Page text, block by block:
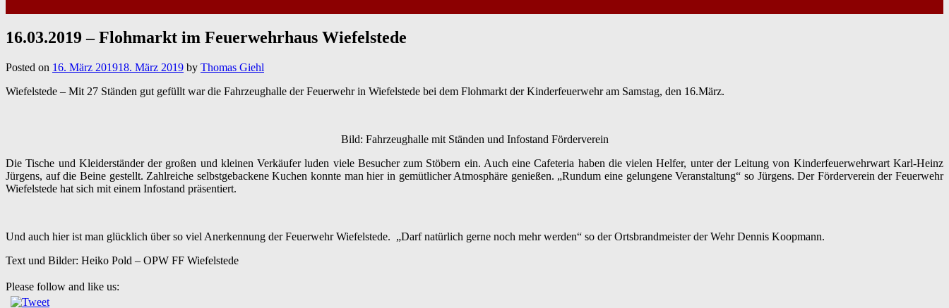
16.03.2019 – Flohmarkt im Feuerwehrhaus Wiefelstede
Posted on 16. März 201918. März 2019 by Thomas Giehl
Wiefelstede – Mit 27 Ständen gut gefüllt war die Fahrzeughalle der Feuerwehr in Wiefelstede bei dem Flohmarkt der Kinderfeuerwehr am Samstag, den 16.März.
Bild: Fahrzeughalle mit Ständen und Infostand Förderverein
Die Tische und Kleiderständer der großen und kleinen Verkäufer luden viele Besucher zum Stöbern ein. Auch eine Cafeteria haben die vielen Helfer, unter der Leitung von Kinderfeuerwehrwart Karl-Heinz
Jürgens, auf die Beine gestellt. Zahlreiche selbstgebackene Kuchen konnte man hier in gemütlicher Atmosphäre genießen. „Rundum eine gelungene Veranstaltung“ so Jürgens. Der Förderverein der Feuerwehr
Wiefelstede hat sich mit einem Infostand präsentiert.
Und auch hier ist man glücklich über so viel Anerkennung der Feuerwehr Wiefelstede. „Darf natürlich gerne noch mehr werden“ so der Ortsbrandmeister der Wehr Dennis Koopmann.
Text und Bilder: Heiko Pold – OPW FF Wiefelstede
Please follow and like us: